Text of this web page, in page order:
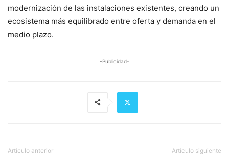
modernización de las instalaciones existentes, creando un
ecosistema más equilibrado entre oferta y demanda en el
medio plazo.
-Publicidad-
Artículo anterior Artículo siguiente